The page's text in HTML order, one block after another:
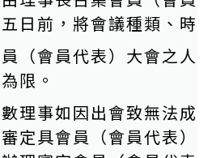
日前，將會議種類、時
（會員代表）大會之人
限。
理事如因出會致無法成
定具會員（會員代表）